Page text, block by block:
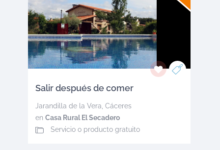
Salir después de comer
Jarandilla de la Vera, Cáceres
en Casa Rural El Secadero
Servicio o producto gratuito